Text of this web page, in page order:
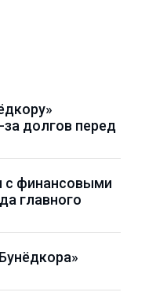
долгов перед
с финансовыми
главного